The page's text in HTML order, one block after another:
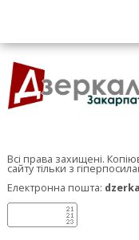
Всі права захищені.
сайту тільки з
Електронна пошта: